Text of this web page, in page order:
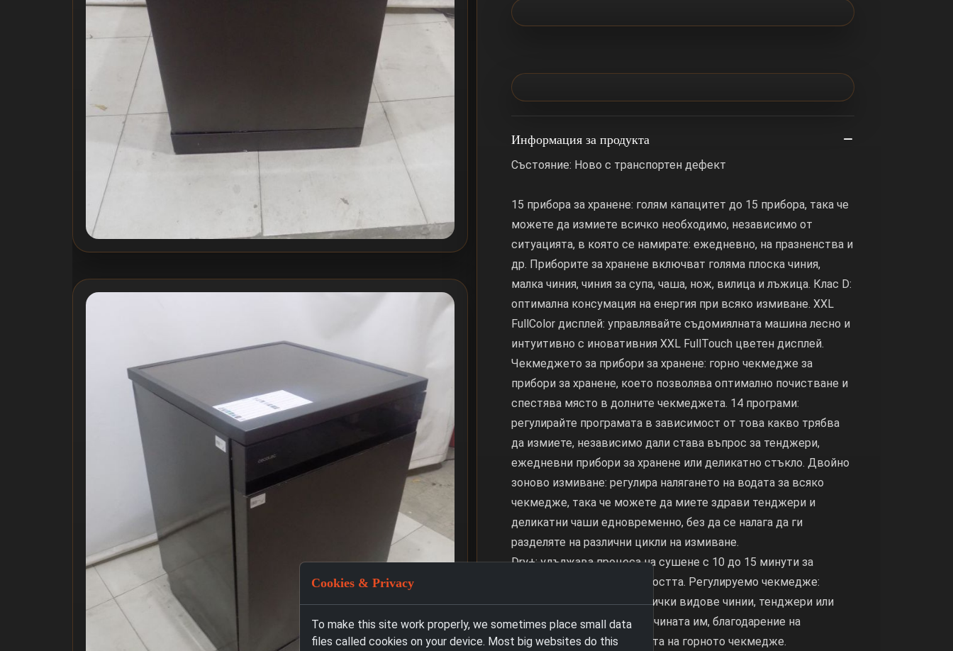
Информация за продукта
Състояние: Ново с транспортен дефект
15 прибора за хранене: голям капацитет до 15 прибора, така че
можете да измиете всичко необходимо, независимо от
ситуацията, в която се намирате: ежедневно, на празненства и
др. Приборите за хранене включват голяма плоска чиния,
малка чиния, чиния за супа, чаша, нож, вилица и лъжица. Клас D:
оптимална консумация на енергия при всяко измиване. XXL
FullColor дисплей: управлявайте съдомиялната машина лесно и
интуитивно с иновативния XXL FullTouch цветен дисплей.
Чекмеджето за прибори за хранене: горно чекмедже за
прибори за хранене, което позволява оптимално почистване и
спестява място в долните чекмеджета. 14 програми:
регулирайте програмата в зависимост от това какво трябва
да измиете, независимо дали става въпрос за тенджери,
ежедневни прибори за хранене или деликатно стъкло. Двойно
зоново измиване: регулира налягането на водата за всяко
чекмедже, така че можете да миете здрави тенджери и
деликатни чаши едновременно, без да се налага да ги
разделяте на различни цикли на измиване.
Dry+: удължава процеса на сушене с 10 до 15 минути за
подобряване на ефективността. Регулируемо чекмедже:
позволява ви да миете всички видове чинии, тенджери или
чаши, независимо от височината им, благодарение на
регулирането на височината на горното чекмедже.
Cookies & Privacy
To make this site work properly, we sometimes place small data
files called cookies on your device. Most big websites do this